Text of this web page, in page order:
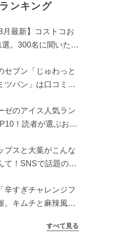
ンキング
月最新】コストコお
。300名に聞いた買
セブン「じゅわっと
ツパン」は口コミ通
ゼのアイス人気ラン
！読者が選ぶおす
プスと大葉がこんな
て！SNSで話題の食
辛すぎチャレンジフ
。キムチと麻辣風の
すべて見る